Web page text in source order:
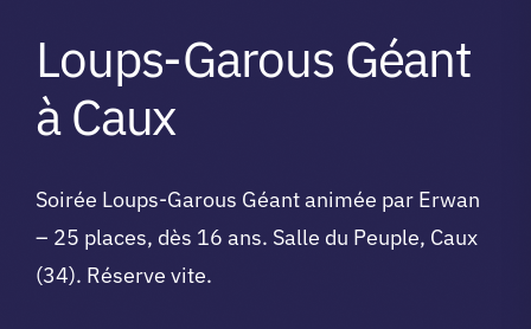
Loups-Garous Géant
à Caux
Soirée Loups-Garous Géant animée par Erwan
– 25 places, dès 16 ans. Salle du Peuple, Caux
(34). Réserve vite.